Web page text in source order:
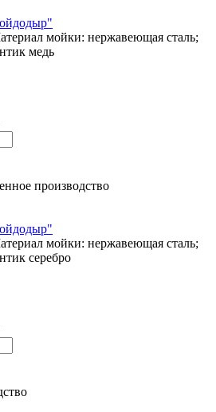
мойки: нержавеющая сталь;
медь
мойки: нержавеющая сталь;
серебро